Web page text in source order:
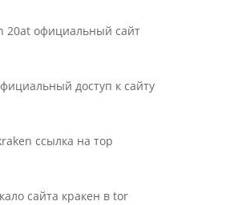
20at официальный сайт
доступ к сайту
ссылка на тор
сайта кракен в tor